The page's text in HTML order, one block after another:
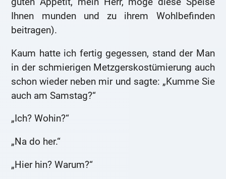
Ihnen munden und zu ihrem Wohlbefinden
beitragen).
Kaum hatte ich fertig gegessen, stand der Man
in der schmierigen Metzgerskostümierung auch
schon wieder neben mir und sagte: „Kumme Sie
auch am Samstag?“
„Ich? Wohin?“
„Na do her.“
„Hier hin? Warum?“